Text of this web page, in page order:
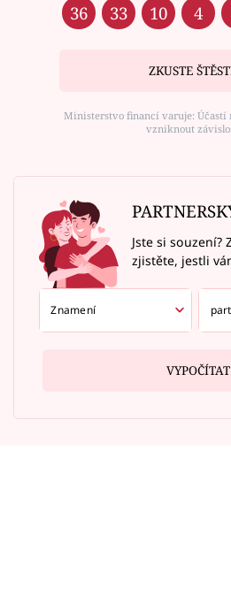
36 33 10 4
ZKUSTE
Ministerstvo financí varuje: Účastí
vzniknout
Jste si souzení?
zjistěte, jestli
VYPOČÍTAT